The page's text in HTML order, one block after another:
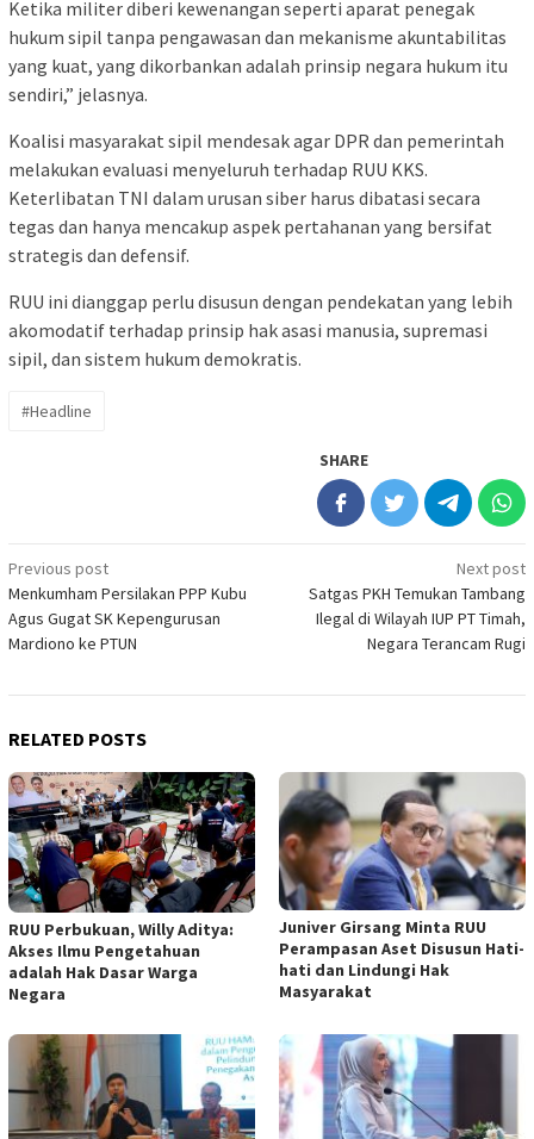
Ketika militer diberi kewenangan seperti aparat penegak
hukum sipil tanpa pengawasan dan mekanisme akuntabilitas
yang kuat, yang dikorbankan adalah prinsip negara hukum itu
sendiri,” jelasnya.
Koalisi masyarakat sipil mendesak agar DPR dan pemerintah
melakukan evaluasi menyeluruh terhadap RUU KKS.
Keterlibatan TNI dalam urusan siber harus dibatasi secara
tegas dan hanya mencakup aspek pertahanan yang bersifat
strategis dan defensif.
RUU ini dianggap perlu disusun dengan pendekatan yang lebih
akomodatif terhadap prinsip hak asasi manusia, supremasi
sipil, dan sistem hukum demokratis.
#Headline
SHARE
Post
navigation
Previous post
Menkumham Persilakan PPP Kubu
Agus Gugat SK Kepengurusan
Mardiono ke PTUN
Next post
Satgas PKH Temukan Tambang
Ilegal di Wilayah IUP PT Timah,
Negara Terancam Rugi
RELATED POSTS
RUU Perbukuan, Willy Aditya:
Akses Ilmu Pengetahuan
adalah Hak Dasar Warga
Negara
Juniver Girsang Minta RUU
Perampasan Aset Disusun Hati-
hati dan Lindungi Hak
Masyarakat